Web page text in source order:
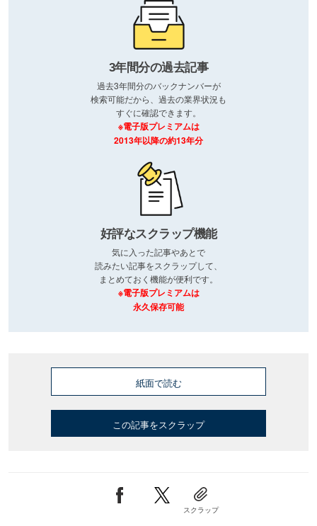
3年間分の過去記事
過去3年間分のバックナンバーが
検索可能だから、過去の業界状況も
すぐに確認できます。
※電子版プレミアムは
2013年以降の約13年分
好評なスクラップ機能
気に入った記事やあとで
読みたい記事をスクラップして、
まとめておく機能が便利です。
※電子版プレミアムは
永久保存可能
紙面で読む
この記事をスクラップ
スクラップ